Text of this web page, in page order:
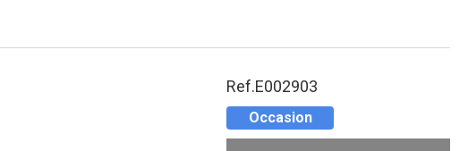
Ref.E002903
Occasion